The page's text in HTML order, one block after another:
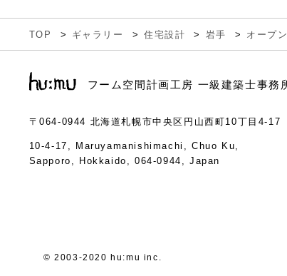
TOP ギャラリー 住宅設計 岩手 オープ
フーム空間計画工房 一級建築士事務
〒064-0944 北海道札幌市中央区円山西町10丁目4-17
10-4-17, Maruyamanishimachi, Chuo Ku,
Sapporo, Hokkaido, 064-0944, Japan
© 2003-2020 hu:mu inc.